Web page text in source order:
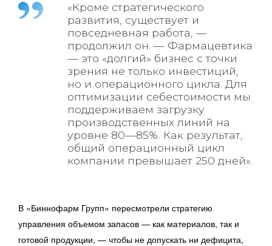
«Кроме стратегического
развития, существует и
повседневная работа, —
продолжил он. — Фармацевтика
— это «долгий» бизнес с точки
зрения не только инвестиций,
но и операционного цикла. Для
оптимизации себестоимости мы
поддерживаем загрузку
производственных линий на
уровне 80—85%. Как результат,
общий операционный цикл
компании превышает 250 дней».
В «Биннофарм Групп» пересмотрели стратегию
управления объемом запасов — как материалов, так и
готовой продукции, — чтобы не допускать ни дефицита,